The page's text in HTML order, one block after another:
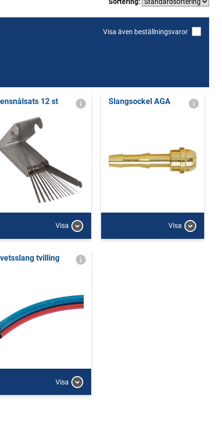
Visa även beställningsvaror
12 st
Visa
Slangsockel AGA
Visa
tvilling
Visa